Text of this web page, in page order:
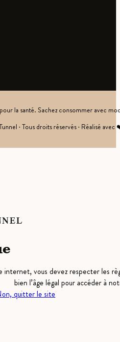
pour la santé. Sachez consommer avec
· Tous droits réservés · Réalisé
internet, vous devez respecter les
bien l’âge légal pour accéder à
quitter le site